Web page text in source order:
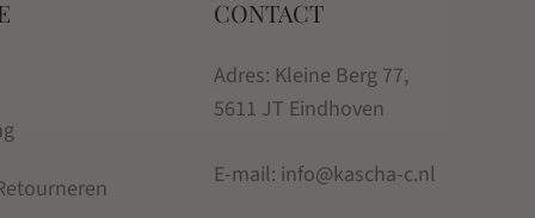
CONTACT
Adres: Kleine Berg 77,
5611 JT Eindhoven
E-mail: info@kascha-c.nl